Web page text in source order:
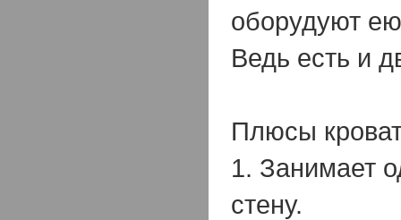
оборудуют
Ведь есть и
Плюсы
1. Занимает
стену.